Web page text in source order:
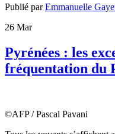
Publié parEmmanuelle
26 Mar
Pyrénées : les
fréquentation du
©AFP / Pascal Pavani